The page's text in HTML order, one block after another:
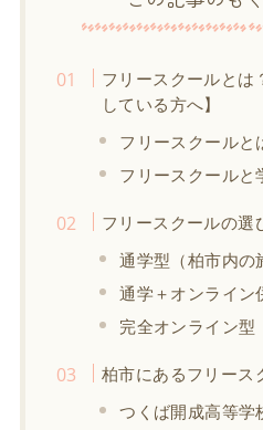
フリースクールとは
している方へ】
フリースクールと
フリースクールと
フリースクールの選
通学型（柏市内の
通学＋オンライン
完全オンライン型
柏市にあるフリース
つくば開成高等学